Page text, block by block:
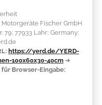
Motorgeräte Fischer GmbH
79; 77933 Lahr; Germany;
https://yerd.de/YERD-
100x60x30-40cm ➔
Browser-Eingabe: